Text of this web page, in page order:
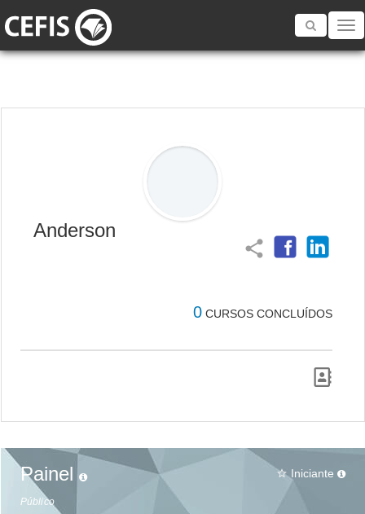
Toggle
Anderson
share
0 CURSOS CONCLUÍDOS
Painel
Público
star_border Iniciante